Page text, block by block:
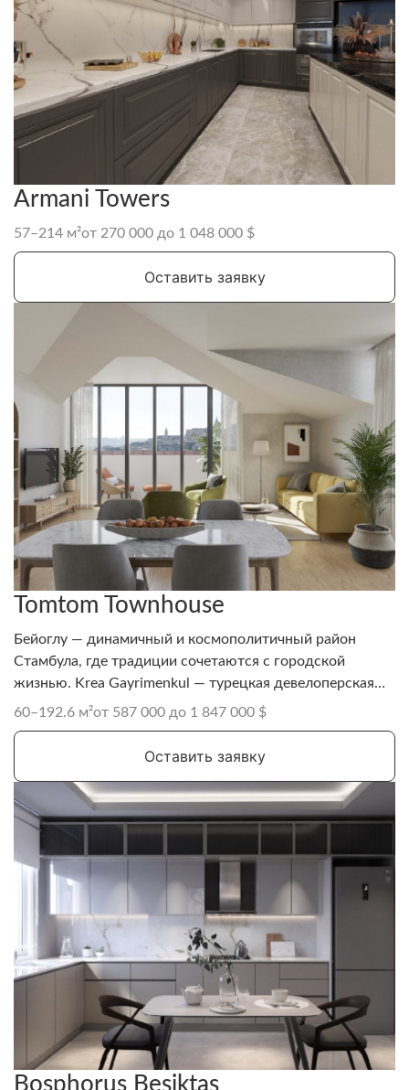
Armani Towers
57–214 м²от 270 000 до 1 048 000 $
Оставить заявку
Tomtom Townhouse
Бейоглу — динамичный и космополитичный район
Стамбула, где традиции сочетаются с городской
жизнью. Krea Gayrimenkul — турецкая девелоперская
компания, основанная в 2006 году Хаканом Кодалом.
60–192.6 м²от 587 000 до 1 847 000 $
Оставить заявку
Bosphorus Beşiktaş